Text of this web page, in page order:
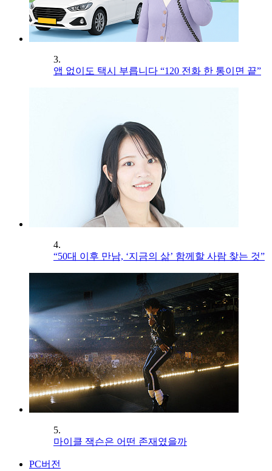
3.
앱 없이도 택시 부릅니다 “120 전화 한 통이면 끝”
4.
“50대 이후 만남, ‘지금의 삶’ 함께할 사람 찾는 것”
5.
마이클 잭슨은 어떤 존재였을까
PC버전